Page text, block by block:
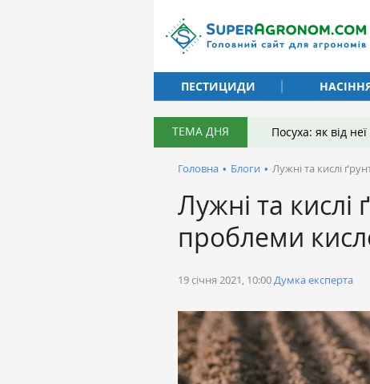
ПЕСТИЦИДИ
ТЕМА ДНЯ Посуха: як від
Головна • Блоги • Лужні та кислі
Лужні та
проблеми
19 січня 2021, 10:00Думка експерта